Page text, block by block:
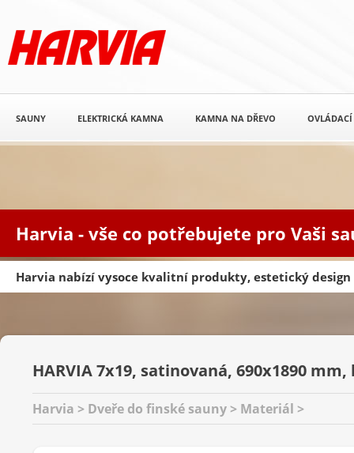
Harvia - vše co potřebujete pro Vaši
Harvia nabízí vysoce kvalitní produkty, estetický design
SAUNY ELEKTRICKÁ KAMNA KAMNA NA DŘEVO OVLÁDACÍ
HARVIA 7x19, satinovaná, 690x1890
Harvia > Dveře do finské sauny > Materiál >